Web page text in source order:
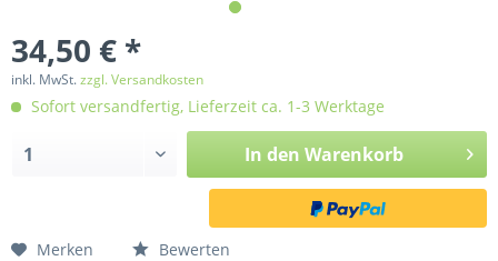
34,50 € *
inkl. MwSt.zzgl. Versandkosten
Sofort versandfertig, Lieferzeit ca. 1-3 Werktage
In den Warenkorb
Merken Bewerten